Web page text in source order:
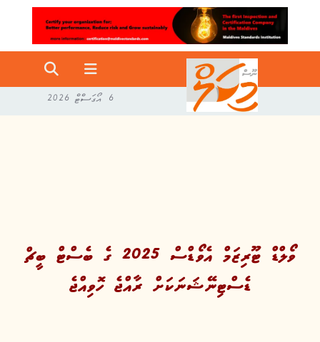
6 އޯގަސްޓް 2026
ވޯލްޑް ޓޫރިޒަމް އެވޯޑްސް 2025 ގެ ބެސްޓް ބީޗް
ޑެސްޓިނޭޝަނަކަށް ރާއްޖެ ހޮވިއްޖެ